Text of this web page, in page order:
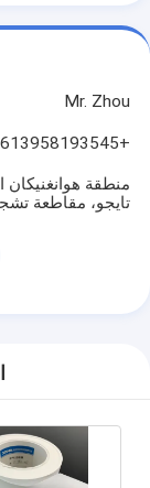
Mr. Zhou
+8613958193545
منطقة هوانغنيكان
تايجو، مقاطعة